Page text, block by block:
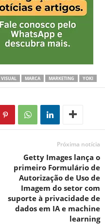
MARCA MARKETING YOKI
Próxima notícia
Getty Images lança o
primeiro Formulário de
Autorização de Uso de
Imagem do setor com
suporte à privacidade de
dados em IA e machine
learning